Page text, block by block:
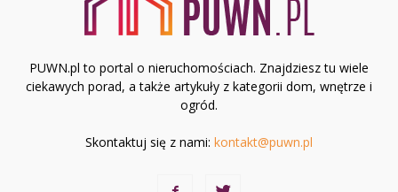
PUWN.pl to portal o nieruchomościach. Znajdziesz tu wiele
ciekawych porad, a także artykuły z kategorii dom, wnętrze i
ogród.
Skontaktuj się z nami: kontakt@puwn.pl